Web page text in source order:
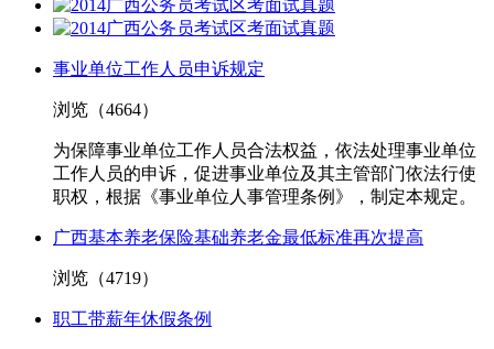
事业单位工作人员申诉规定
浏览（4664）
为保障事业单位工作人员合法权益，依法处理事业单位
工作人员的申诉，促进事业单位及其主管部门依法行使
职权，根据《事业单位人事管理条例》，制定本规定。
广西基本养老保险基础养老金最低标准再次提高
浏览（4719）
职工带薪年休假条例